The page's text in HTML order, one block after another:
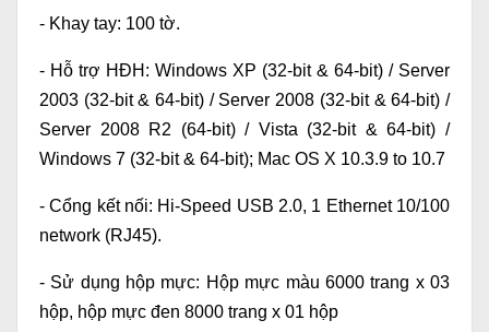
- Khay tay: 100 tờ.
- Hỗ trợ HĐH: Windows XP (32-bit & 64-bit) / Server
2003 (32-bit & 64-bit) / Server 2008 (32-bit & 64-bit) /
Server 2008 R2 (64-bit) / Vista (32-bit & 64-bit) /
Windows 7 (32-bit & 64-bit); Mac OS X 10.3.9 to 10.7
- Cổng kết nối: Hi-Speed USB 2.0, 1 Ethernet 10/100
network (RJ45).
- Sử dụng hộp mực: Hộp mực màu 6000 trang x 03
hộp, hộp mực đen 8000 trang x 01 hộp